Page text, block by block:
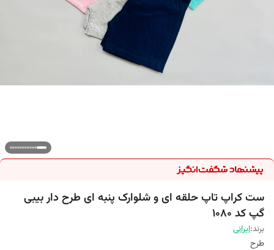
ست کراپ تاپ حلقه ای و شلوارک پنبه ای طرح دار بیبی
گپ کد 1080
برند:ایرانی
طرح